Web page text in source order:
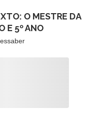
O MESTRE DA
E 5º ANO